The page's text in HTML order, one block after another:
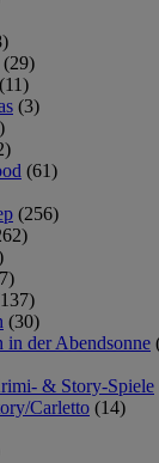
(29)
(11)
(3)
(61)
(256)
(30)
in der Abendsonne
& Story-Spiele
Carletto (14)